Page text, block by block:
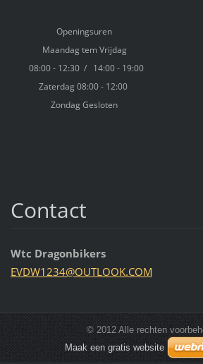
Openingsuren
Maandag tem Vrijdag
08:00 - 12:30 / 14:00 - 19:00
Zaterdag 08:00 - 12:00
Zondag Gesloten
Contact
Wtc Dragonbikers
EVDW1234@OUTLOOK.COM
© 2012 Alle rechten
Maak een gratis website